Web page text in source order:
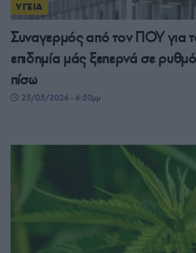
ΥΓΕΙΑ
Συναγερμός από τον ΠΟΥ για
επιδημία μάς ξεπερνά σε
πίσω
25/05/2026 - 6:50μμ